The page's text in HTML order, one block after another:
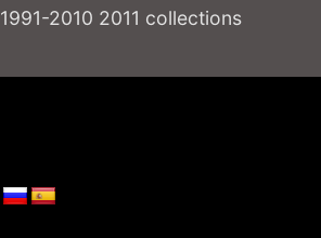
1991-2010 2011 collections